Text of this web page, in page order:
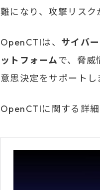
難になり、攻撃リスク
OpenCTIは、 サイバ
ットフォームで、脅威
意思決定をサポートし
OpenCTIに関する詳